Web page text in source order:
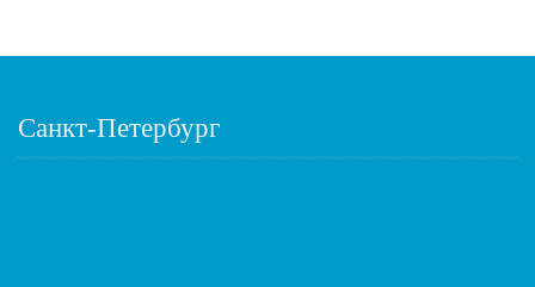
Санкт-Петербург